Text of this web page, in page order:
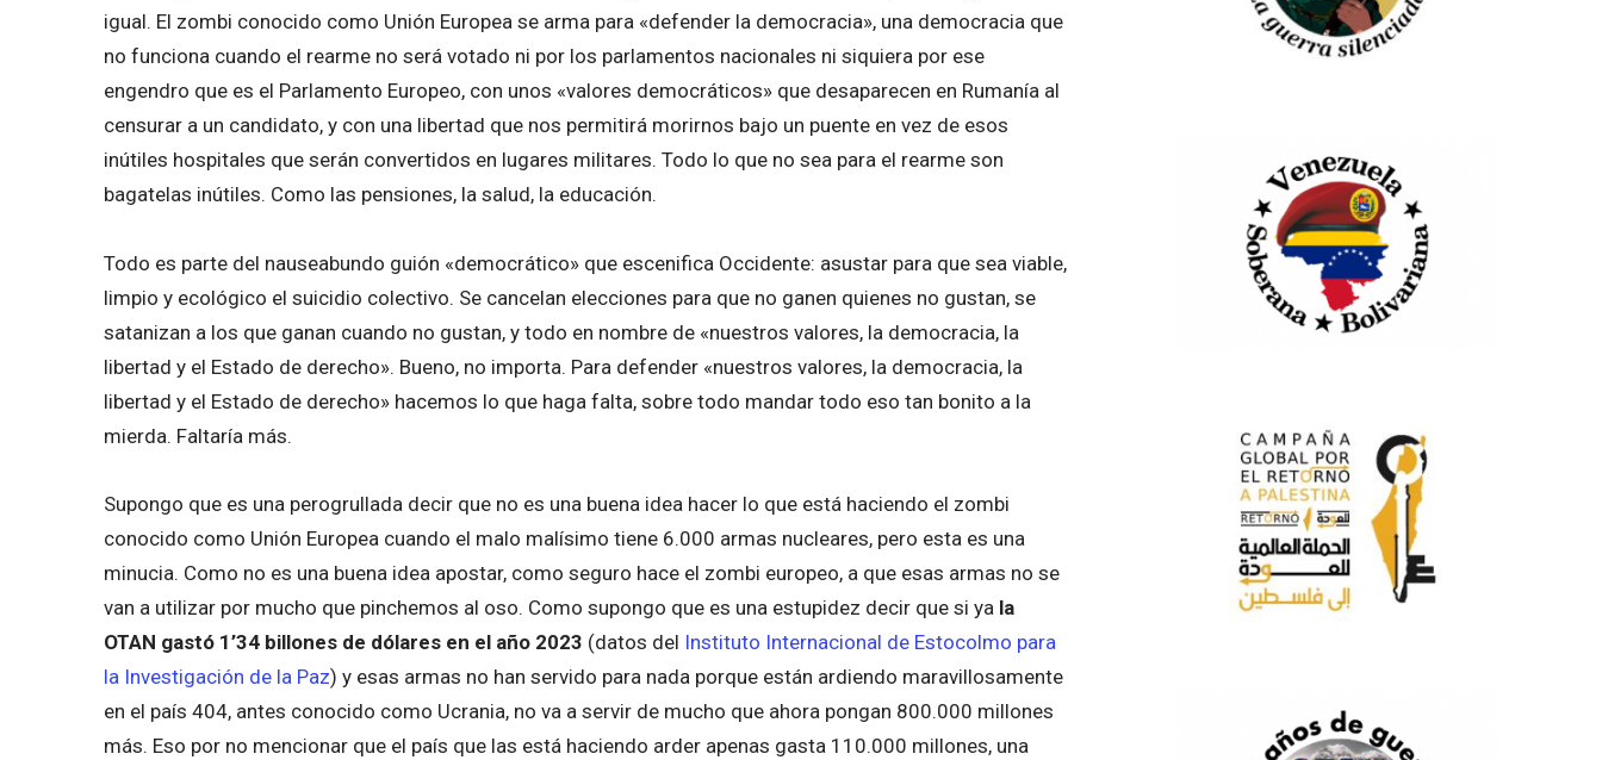
igual. El zombi conocido como Unión Europea se arma para «defender la democracia», una democracia que
no funciona cuando el rearme no será votado ni por los parlamentos nacionales ni siquiera por ese
engendro que es el Parlamento Europeo, con unos «valores democráticos» que desaparecen en Rumanía al
censurar a un candidato, y con una libertad que nos permitirá morirnos bajo un puente en vez de esos
inútiles hospitales que serán convertidos en lugares militares. Todo lo que no sea para el rearme son
bagatelas inútiles. Como las pensiones, la salud, la educación.
Todo es parte del nauseabundo guión «democrático» que escenifica Occidente: asustar para que sea viable,
limpio y ecológico el suicidio colectivo. Se cancelan elecciones para que no ganen quienes no gustan, se
satanizan a los que ganan cuando no gustan, y todo en nombre de «nuestros valores, la democracia, la
libertad y el Estado de derecho». Bueno, no importa. Para defender «nuestros valores, la democracia, la
libertad y el Estado de derecho» hacemos lo que haga falta, sobre todo mandar todo eso tan bonito a la
mierda. Faltaría más.
Supongo que es una perogrullada decir que no es una buena idea hacer lo que está haciendo el zombi
conocido como Unión Europea cuando el malo malísimo tiene 6.000 armas nucleares, pero esta es una
minucia. Como no es una buena idea apostar, como seguro hace el zombi europeo, a que esas armas no se
van a utilizar por mucho que pinchemos al oso. Como supongo que es una estupidez decir que si ya la
OTAN gastó 1’34 billones de dólares en el año 2023 (datos del Instituto Internacional de Estocolmo para
la Investigación de la Paz) y esas armas no han servido para nada porque están ardiendo maravillosamente
en el país 404, antes conocido como Ucrania, no va a servir de mucho que ahora pongan 800.000 millones
más. Eso por no mencionar que el país que las está haciendo arder apenas gasta 110.000 millones, una